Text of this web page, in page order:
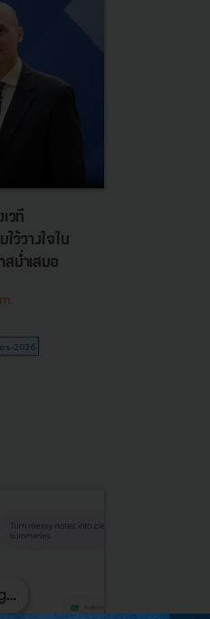
วที
ว้วางใจใน
ม่ำเสมอ
2026